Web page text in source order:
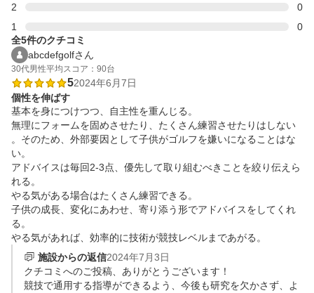
2
0
1
0
全5件のクチコミ
abcdefgolfさん
30代男性平均スコア：90台
52024年6月7日
個性を伸ばす
基本を身につけつつ、自主性を重んじる。
無理にフォームを固めさせたり、たくさん練習させたりはしない
。そのため、外部要因として子供がゴルフを嫌いになることはな
い。
アドバイスは毎回2-3点、優先して取り組むべきことを絞り伝えら
れる。
やる気がある場合はたくさん練習できる。
子供の成長、変化にあわせ、寄り添う形でアドバイスをしてくれ
る。
やる気があれば、効率的に技術が競技レベルまであがる。
施設からの返信2024年7月3日
クチコミへのご投稿、ありがとうございます！
競技で通用する指導ができるよう、今後も研究を欠かさず、よ